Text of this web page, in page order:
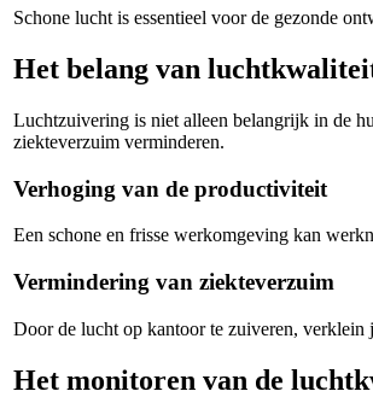
Schone lucht is essentieel voor de gezonde
Het belang van
Luchtzuivering is niet alleen belangrijk in de
ziekteverzuim verminderen.
Verhoging van de productiviteit
Een schone en frisse werkomgeving kan
Vermindering van ziekteverzuim
Door de lucht op kantoor te zuiveren, verklein
Het monitoren van de